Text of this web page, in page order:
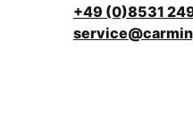
+49 (0)8531